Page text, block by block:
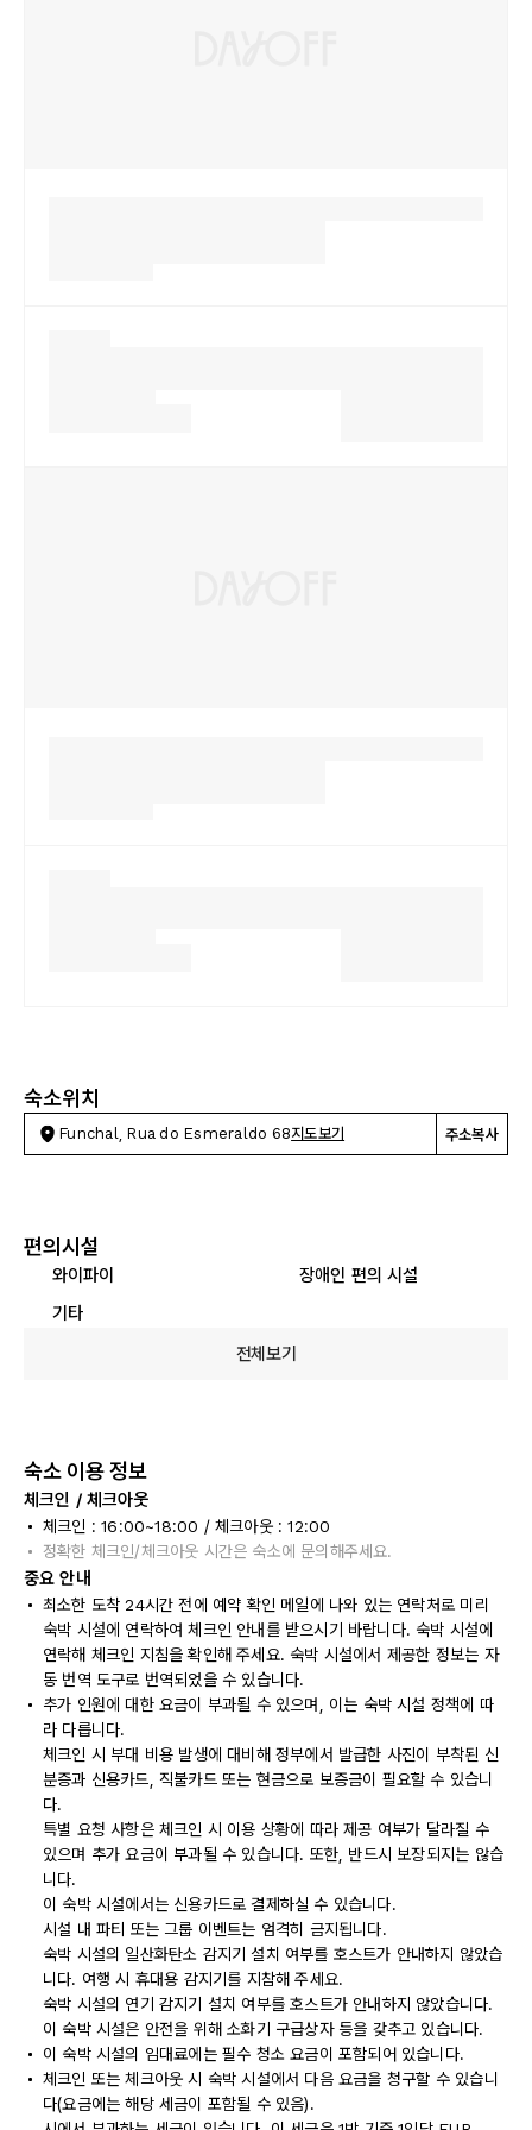
숙소위치
Funchal, Rua do Esmeraldo 68지도보기 주소복사
편의시설
와이파이
장애인 편의 시설
기타
전체보기
숙소 이용 정보
체크인 / 체크아웃
체크인 : 16:00~18:00 / 체크아웃 : 12:00
정확한 체크인/체크아웃 시간은 숙소에 문의해주세요.
중요 안내
최소한 도착 24시간 전에 예약 확인 메일에 나와 있는 연락처로 미리
숙박 시설에 연락하여 체크인 안내를 받으시기 바랍니다. 숙박 시설에
연락해 체크인 지침을 확인해 주세요. 숙박 시설에서 제공한 정보는 자
동 번역 도구로 번역되었을 수 있습니다.
추가 인원에 대한 요금이 부과될 수 있으며, 이는 숙박 시설 정책에 따
라 다릅니다.
체크인 시 부대 비용 발생에 대비해 정부에서 발급한 사진이 부착된 신
분증과 신용카드, 직불카드 또는 현금으로 보증금이 필요할 수 있습니
다.
특별 요청 사항은 체크인 시 이용 상황에 따라 제공 여부가 달라질 수
있으며 추가 요금이 부과될 수 있습니다. 또한, 반드시 보장되지는 않습
니다.
이 숙박 시설에서는 신용카드로 결제하실 수 있습니다.
시설 내 파티 또는 그룹 이벤트는 엄격히 금지됩니다.
숙박 시설의 일산화탄소 감지기 설치 여부를 호스트가 안내하지 않았습
니다. 여행 시 휴대용 감지기를 지참해 주세요.
숙박 시설의 연기 감지기 설치 여부를 호스트가 안내하지 않았습니다.
이 숙박 시설은 안전을 위해 소화기 구급상자 등을 갖추고 있습니다.
이 숙박 시설의 임대료에는 필수 청소 요금이 포함되어 있습니다.
체크인 또는 체크아웃 시 숙박 시설에서 다음 요금을 청구할 수 있습니
다(요금에는 해당 세금이 포함될 수 있음).